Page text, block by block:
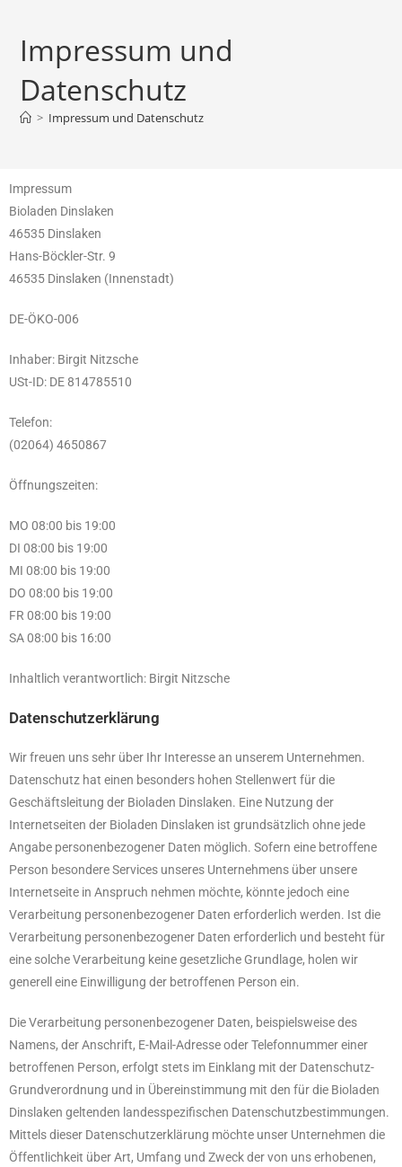
Impressum und
Datenschutz
> Impressum und Datenschutz
Impressum
Bioladen Dinslaken
46535 Dinslaken
Hans-Böckler-Str. 9
46535 Dinslaken (Innenstadt)
DE-ÖKO-006
Inhaber: Birgit Nitzsche
USt-ID: DE 814785510
Telefon:
(02064) 4650867
Öffnungszeiten:
MO 08:00 bis 19:00
DI 08:00 bis 19:00
MI 08:00 bis 19:00
DO 08:00 bis 19:00
FR 08:00 bis 19:00
SA 08:00 bis 16:00
Inhaltlich verantwortlich: Birgit Nitzsche
Datenschutzerklärung
Wir freuen uns sehr über Ihr Interesse an unserem Unternehmen.
Datenschutz hat einen besonders hohen Stellenwert für die
Geschäftsleitung der Bioladen Dinslaken. Eine Nutzung der
Internetseiten der Bioladen Dinslaken ist grundsätzlich ohne jede
Angabe personenbezogener Daten möglich. Sofern eine betroffene
Person besondere Services unseres Unternehmens über unsere
Internetseite in Anspruch nehmen möchte, könnte jedoch eine
Verarbeitung personenbezogener Daten erforderlich werden. Ist die
Verarbeitung personenbezogener Daten erforderlich und besteht für
eine solche Verarbeitung keine gesetzliche Grundlage, holen wir
generell eine Einwilligung der betroffenen Person ein.
Die Verarbeitung personenbezogener Daten, beispielsweise des
Namens, der Anschrift, E-Mail-Adresse oder Telefonnummer einer
betroffenen Person, erfolgt stets im Einklang mit der Datenschutz-
Grundverordnung und in Übereinstimmung mit den für die Bioladen
Dinslaken geltenden landesspezifischen Datenschutzbestimmungen.
Mittels dieser Datenschutzerklärung möchte unser Unternehmen die
Öffentlichkeit über Art, Umfang und Zweck der von uns erhobenen,